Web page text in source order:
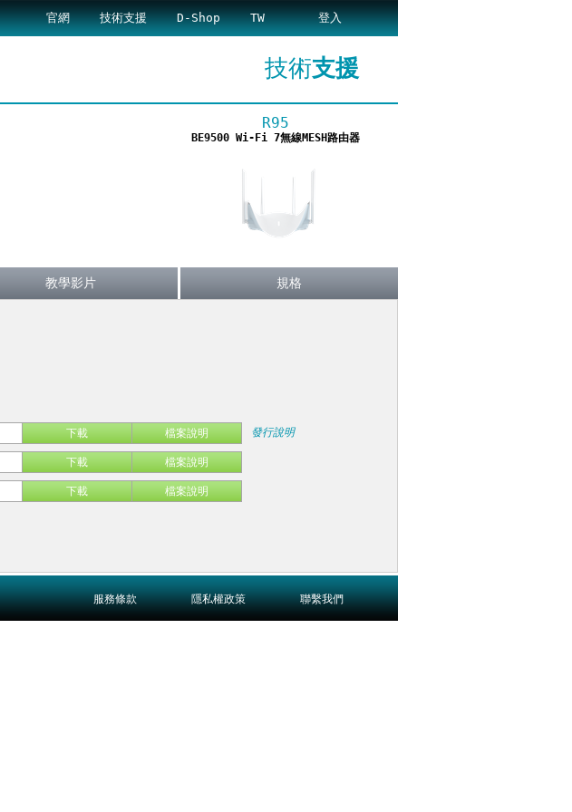
官網 技術支援 D-Shop TW 登入
技術支援
R95
BE9500 Wi-Fi 7無線MESH路由器
教學影片 規格
下載 檔案說明 發行說明
下載 檔案說明
下載 檔案說明
聯繫我們
隱私權政策
服務條款